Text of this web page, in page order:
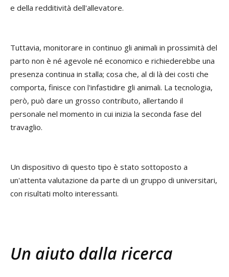
e della redditività dell'allevatore.
Tuttavia, monitorare in continuo gli animali in prossimità del
parto non è né agevole né economico e richiederebbe una
presenza continua in stalla; cosa che, al di là dei costi che
comporta, finisce con l'infastidire gli animali. La tecnologia,
però, può dare un grosso contributo, allertando il
personale nel momento in cui inizia la seconda fase del
travaglio.
Un dispositivo di questo tipo è stato sottoposto a
un'attenta valutazione da parte di un gruppo di universitari,
con risultati molto interessanti.
Un aiuto dalla ricerca